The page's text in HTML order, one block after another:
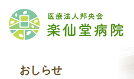
おしらせ